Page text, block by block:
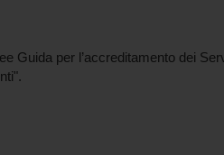
Guida per l’accreditamento dei